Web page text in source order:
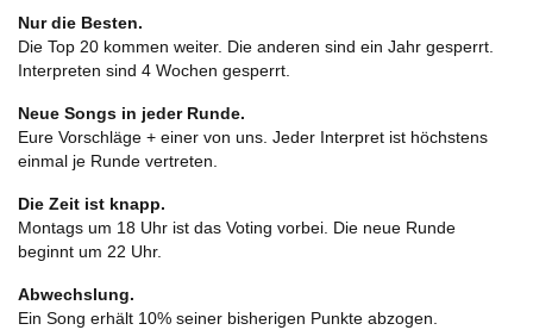
Nur die Besten.
Die Top 20 kommen weiter. Die anderen sind ein Jahr gesperrt.
Interpreten sind 4 Wochen gesperrt.
Neue Songs in jeder Runde.
Eure Vorschläge + einer von uns. Jeder Interpret ist höchstens
einmal je Runde vertreten.
Die Zeit ist knapp.
Montags um 18 Uhr ist das Voting vorbei. Die neue Runde
beginnt um 22 Uhr.
Abwechslung.
Ein Song erhält 10% seiner bisherigen Punkte abzogen.